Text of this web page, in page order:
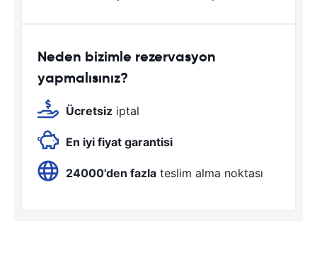
Neden bizimle rezervasyon
yapmalısınız?
Ücretsiz iptal
En iyi fiyat garantisi
24000'den fazla teslim alma noktası